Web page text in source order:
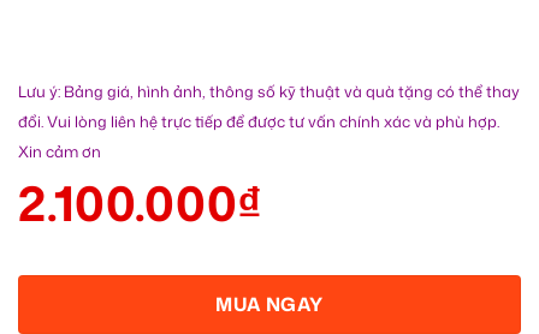
Lưu ý: Bảng giá, hình ảnh, thông số kỹ thuật và quà tặng có thể thay
đổi. Vui lòng liên hệ trực tiếp để được tư vấn chính xác và phù hợp.
Xin cảm ơn
2.100.000₫
MUA NGAY